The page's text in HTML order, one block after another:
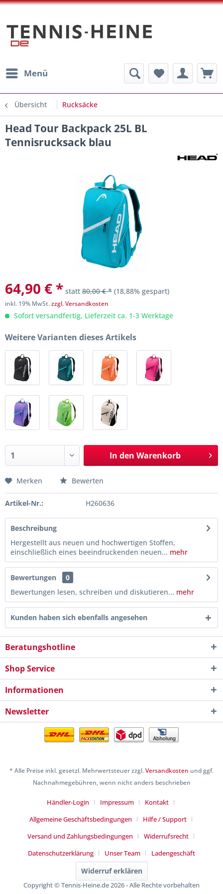
Menü
Übersicht Rucksäcke
Head Tour Backpack 25L BL
Tennisrucksack blau
64,90 € * statt 80,00 € * (18,88% gespart)
inkl. 19% MwSt.zzgl. Versandkosten
Sofort versandfertig, Lieferzeit ca. 1-3 Werktage
Weitere Varianten dieses Artikels
In den Warenkorb
Merken Bewerten
Artikel-Nr.: H260636
Beschreibung
Hergestellt aus neuen und hochwertigen Stoffen,
einschließlich eines beeindruckenden neuen... mehr
Bewertungen
0
Bewertungen lesen, schreiben und diskutieren... mehr
Kunden haben sich ebenfalls angesehen
Beratungshotline
Shop Service
Informationen
Newsletter
* Alle Preise inkl. gesetzl. Mehrwertsteuer zzgl.Versandkosten und ggf.
Nachnahmegebühren, wenn nicht anders beschrieben
Händler-Login Impressum
Kontakt
Allgemeine Geschäftsbedingungen
Hilfe / Support
Versand und Zahlungsbedingungen
Widerrufsrecht
Datenschutzerklärung
Unser Team Ladengeschäft
Widerruf erklären
Copyright © Tennis-Heine.de 2026 - Alle Rechte vorbehalten